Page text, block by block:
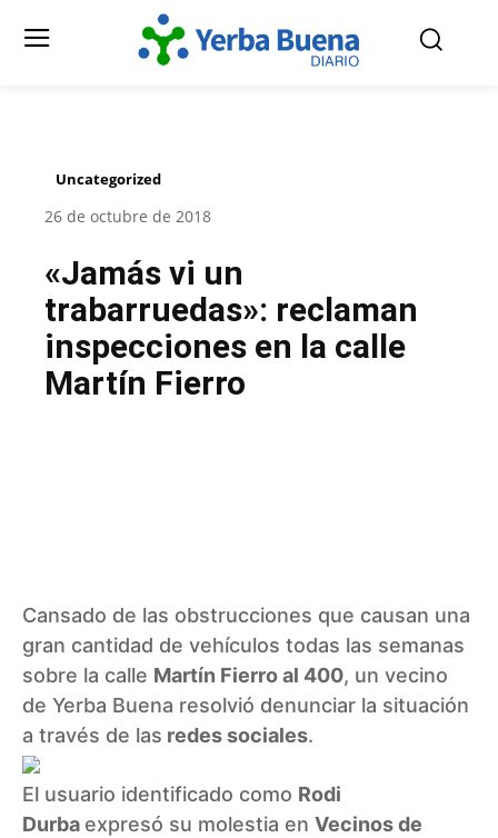
Uncategorized
26 de octubre de 2018
«Jamás vi un
trabarruedas»: reclaman
inspecciones en la calle
Martín Fierro
Cansado de las obstrucciones que causan una
gran cantidad de vehículos todas las semanas
sobre la calle Martín Fierro al 400, un vecino
de Yerba Buena resolvió denunciar la situación
a través de las redes sociales.
El usuario identificado como Rodi
Durba expresó su molestia en Vecinos de